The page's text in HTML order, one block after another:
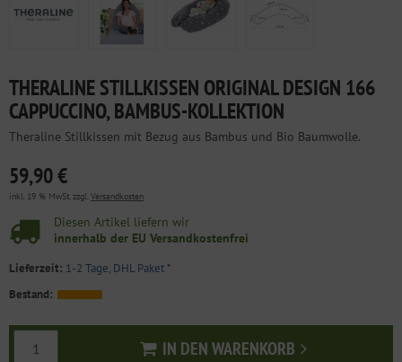
THERALINE STILLKISSEN ORIGINAL DESIGN 166
CAPPUCCINO, BAMBUS-KOLLEKTION
Theraline Stillkissen mit Bezug aus Bambus und Bio Baumwolle.
59,90 €
inkl. 19 % MwSt. zzgl. Versandkosten
Diesen Artikel liefern wir
innerhalb der EU Versandkostenfrei
Lieferzeit: 1-2 Tage, DHL Paket*
Bestand:
IN DEN WARENKORB
In den Warenkorb